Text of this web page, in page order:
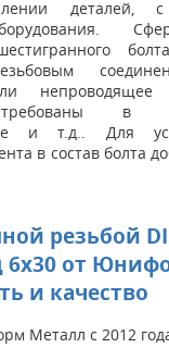
деталей, с
непроводящее
в
и т.д.. Для
в состав болта
резьбой
6x30 от
и качество
Металл с 2012